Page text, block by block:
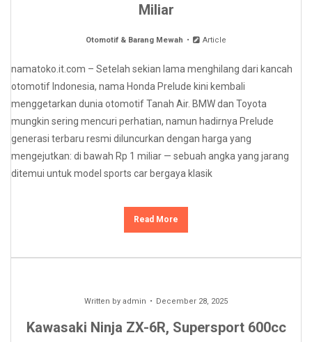
Miliar
Otomotif & Barang Mewah Article
namatoko.it.com – Setelah sekian lama menghilang dari kancah
otomotif Indonesia, nama Honda Prelude kini kembali
menggetarkan dunia otomotif Tanah Air. BMW dan Toyota
mungkin sering mencuri perhatian, namun hadirnya Prelude
generasi terbaru resmi diluncurkan dengan harga yang
mengejutkan: di bawah Rp 1 miliar — sebuah angka yang jarang
ditemui untuk model sports car bergaya klasik
Read More
Written by admin December 28, 2025
Kawasaki Ninja ZX-6R, Supersport 600cc